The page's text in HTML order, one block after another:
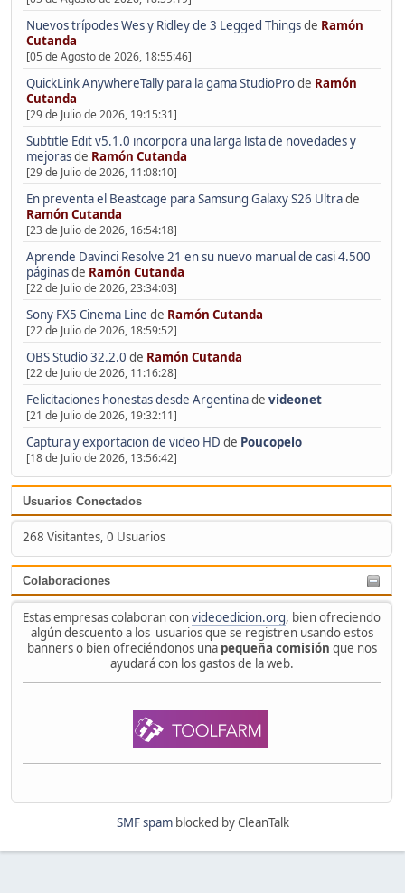
Nuevos trípodes Wes y Ridley de 3 Legged Thingsde Ramón
Cutanda
[05 de Agosto de 2026, 18:55:46]
QuickLink AnywhereTally para la gama StudioProde Ramón
Cutanda
[29 de Julio de 2026, 19:15:31]
Subtitle Edit v5.1.0 incorpora una larga lista de novedades y
mejorasde Ramón Cutanda
[29 de Julio de 2026, 11:08:10]
En preventa el Beastcage para Samsung Galaxy S26 Ultrade
Ramón Cutanda
[23 de Julio de 2026, 16:54:18]
Aprende Davinci Resolve 21 en su nuevo manual de casi 4.500
páginasde Ramón Cutanda
[22 de Julio de 2026, 23:34:03]
Sony FX5 Cinema Line de Ramón Cutanda
[22 de Julio de 2026, 18:59:52]
OBS Studio 32.2.0 de Ramón Cutanda
[22 de Julio de 2026, 11:16:28]
Felicitaciones honestas desde Argentinade videonet
[21 de Julio de 2026, 19:32:11]
Captura y exportacion de video HD de Poucopelo
[18 de Julio de 2026, 13:56:42]
Usuarios Conectados
268 Visitantes, 0 Usuarios
Colaboraciones
Estas empresas colaboran convideoedicion.org, bien ofreciendo
algún descuento a los usuarios que se registren usando estos
banners o bien ofreciéndonos una pequeña comisión que nos
ayudará con los gastos de la web.
SMF spamblocked by CleanTalk